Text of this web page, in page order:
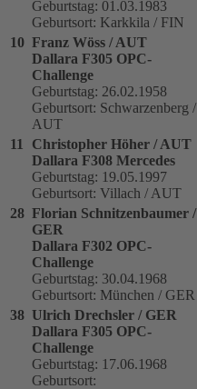
Geburtstag: 01.03.1983
Geburtsort: Karkkila / FIN
10 Franz Wöss / AUT
Dallara F305 OPC-
Challenge
Geburtstag: 26.02.1958
Geburtsort: Schwarzenberg /
AUT
11
Christopher Höher / AUT
Dallara F308 Mercedes
Geburtstag: 19.05.1997
Geburtsort: Villach / AUT
28 Florian Schnitzenbaumer /
GER
Dallara F302 OPC-
Challenge
Geburtstag: 30.04.1968
Geburtsort: München / GER
38 Ulrich Drechsler / GER
Dallara F305 OPC-
Challenge
Geburtstag: 17.06.1968
Geburtsort: